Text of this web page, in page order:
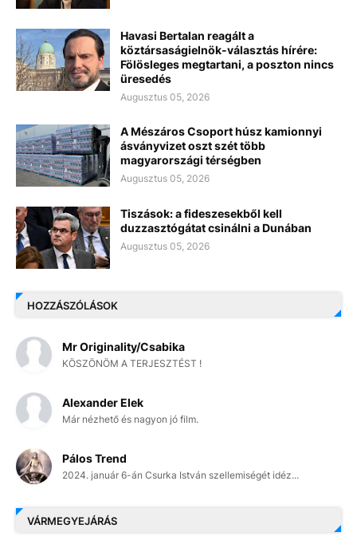
Havasi Bertalan reagált a
köztársaságielnök-választás hírére:
Fölösleges megtartani, a poszton nincs
üresedés
Augusztus 05, 2026
A Mészáros Csoport húsz kamionnyi
ásványvizet oszt szét több
magyarországi térségben
Augusztus 05, 2026
Tiszások: a fideszesekből kell
duzzasztógátat csinálni a Dunában
Augusztus 05, 2026
HOZZÁSZÓLÁSOK
Mr Originality/Csabika
KÖSZÖNÖM A TERJESZTÉST !
Alexander Elek
Már nézhető és nagyon jó film.
Pálos Trend
2024. január 6-án Csurka István szellemiségét idéz...
VÁRMEGYEJÁRÁS